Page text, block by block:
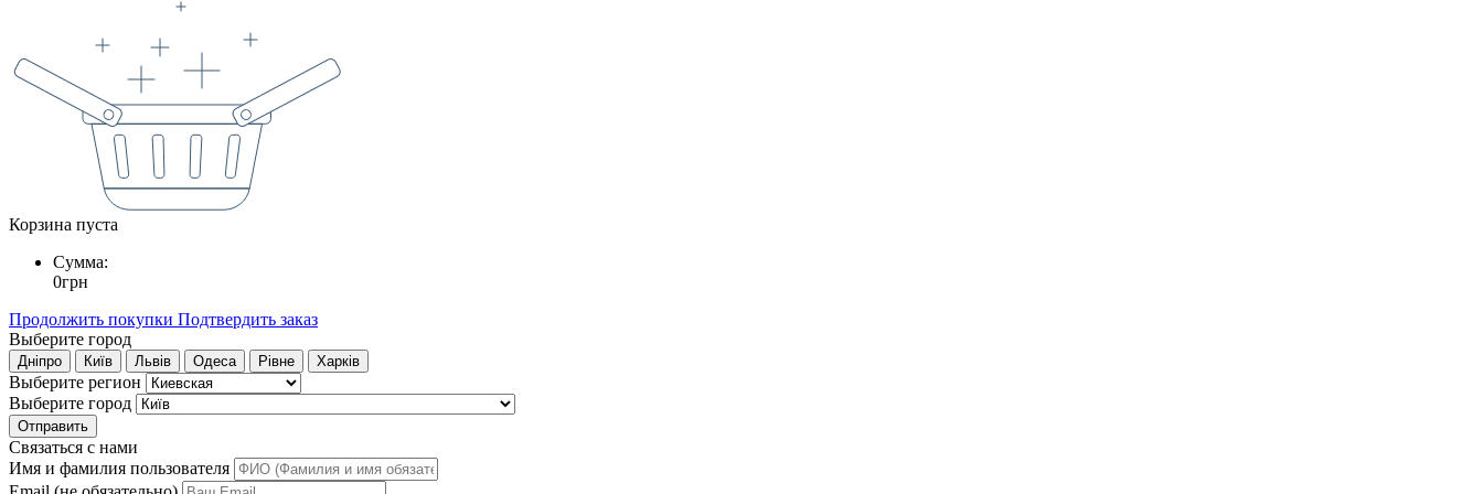
Корзина пуста
Сумма:
0грн
Продолжить покупки Подтвердить заказ
Выберите город
Дніпро Київ Львів Одеса Рівне Харків
Выберите регион
Выберите город
Отправить
Связаться с нами
Имя и фамилия пользователя